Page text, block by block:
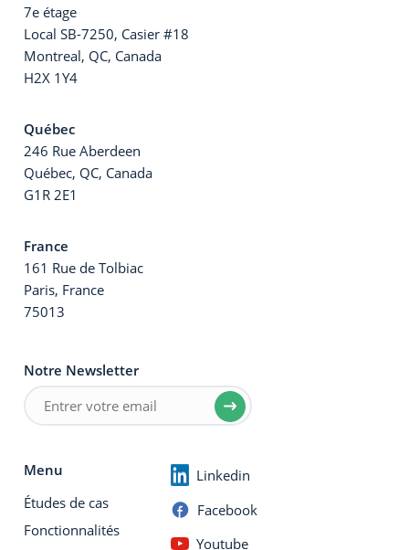
7e étage
Local SB-7250, Casier #18
Montreal, QC, Canada
H2X 1Y4
Québec
246 Rue Aberdeen
Québec, QC, Canada
G1R 2E1
France
161 Rue de Tolbiac
Paris, France
75013
Notre Newsletter
Menu
Études de cas
Fonctionnalités
Linkedin
Facebook
Youtube